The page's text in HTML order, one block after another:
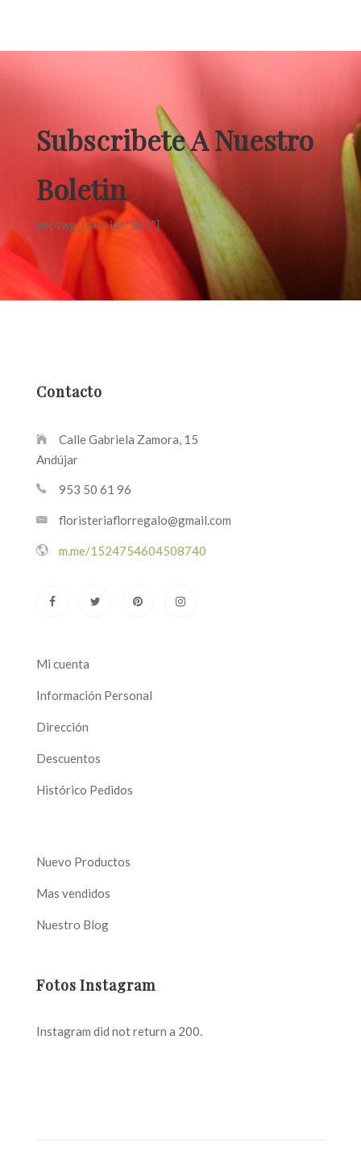
Subscribete A Nuestro
Boletin
[mc4wp_form id="185"]
Contacto
Calle Gabriela Zamora, 15
Andújar
953 50 61 96
floristeriaflorregalo@gmail.com
m.me/1524754604508740
Mi cuenta
Información Personal
Dirección
Descuentos
Histórico Pedidos
Nuevo Productos
Mas vendidos
Nuestro Blog
Fotos Instagram
Instagram did not return a 200.